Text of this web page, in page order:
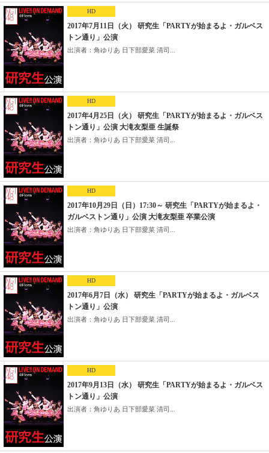
HD
2017年7月11日（火） 研究生「PARTYが始まるよ・ガルベス
トン通り」公演
出演者：角ゆりあ 日下部愛菜 清司...
HD
2017年4月25日（火） 研究生「PARTYが始まるよ・ガルベス
トン通り」公演 大滝友梨亜 生誕祭
出演者：角ゆりあ 日下部愛菜 清司...
HD
2017年10月29日（日）17:30～ 研究生「PARTYが始まるよ・
ガルベストン通り」公演 大滝友梨亜 卒業公演
出演者：角ゆりあ 日下部愛菜 清司...
HD
2017年6月7日（水） 研究生「PARTYが始まるよ・ガルベス
トン通り」公演
出演者：角ゆりあ 日下部愛菜 清司...
HD
2017年9月13日（水） 研究生「PARTYが始まるよ・ガルベス
トン通り」公演
出演者：角ゆりあ 日下部愛菜 清司...